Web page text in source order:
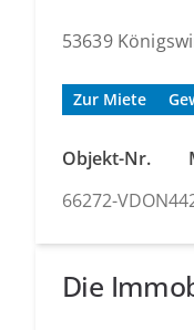
53639
Zur Miete
Objekt-Nr.
66272-VDON44
Die